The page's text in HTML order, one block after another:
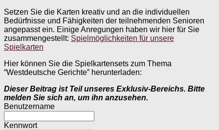
Setzen Sie die Karten kreativ und an die individuellen
Bedürfnisse und Fähigkeiten der teilnehmenden Senioren
angepasst ein. Einige Anregungen haben wir hier für Sie
zusammengestellt: Spielmöglichkeiten für unsere
Spielkarten
Hier können Sie die Spielkartensets zum Thema
“Westdeutsche Gerichte” herunterladen:
Dieser Beitrag ist Teil unseres Exklusiv-Bereichs. Bitte
melden Sie sich an, um ihn anzusehen.
Benutzername
Kennwort